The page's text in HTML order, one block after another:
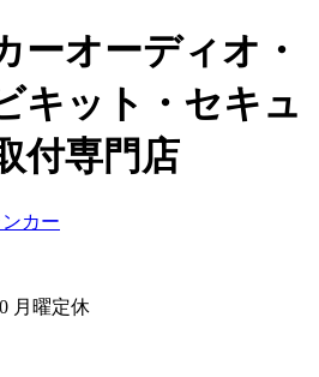
ーオーディオ・
キット・セキュ
付専門店
カー
月曜定休